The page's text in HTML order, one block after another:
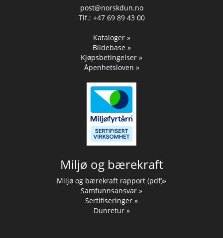
post@norskdun.no
Tlf.: +47 69 89 43 00
Kataloger »
Bildebase »
Kjøpsbetingelser »
Åpenhetsloven »
Miljø og bærekraft
Miljø og bærekraft rapport (pdf)»
Samfunnsansvar »
Sertifiseringer »
Dunretur »